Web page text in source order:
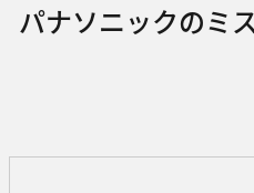
パナソニックのミ